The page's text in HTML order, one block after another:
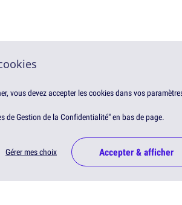
vous devez accepter les cookies dans vos
de Gestion de la Confidentialité" en bas de page.
Gérer mes choix Accepter & afficher